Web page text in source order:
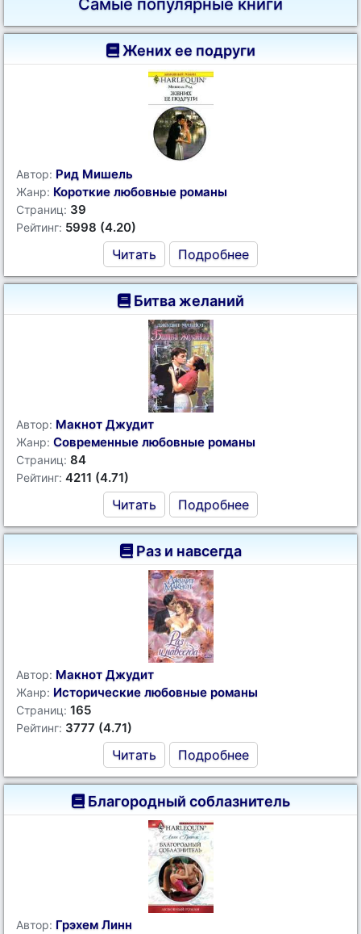
Самые популярные книги
Жених ее подруги
Автор: Рид Мишель
Жанр: Короткие любовные романы
Страниц: 39
Рейтинг: 5998 (4.20)
Читать Подробнее
Битва желаний
Автор: Макнот Джудит
Жанр: Современные любовные романы
Страниц: 84
Рейтинг: 4211 (4.71)
Читать Подробнее
Раз и навсегда
Автор: Макнот Джудит
Жанр: Исторические любовные романы
Страниц: 165
Рейтинг: 3777 (4.71)
Читать Подробнее
Благородный соблазнитель
Автор: Грэхем Линн